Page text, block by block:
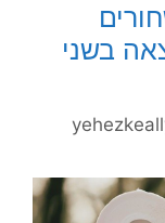
בשני